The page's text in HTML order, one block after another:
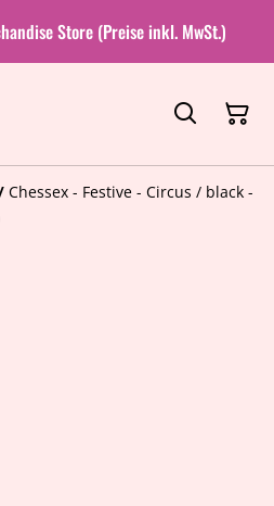
Store (Preise inkl. MwSt.)
Chessex - Festive - Circus / black -